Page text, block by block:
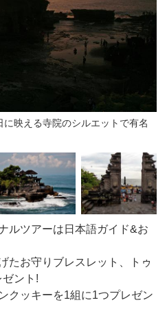
映える寺院のシルエットで有名
ルツアーは日本語ガイド&お
たお守りブレスレット、トゥ
ント!
クッキーを1組に1つプレゼン